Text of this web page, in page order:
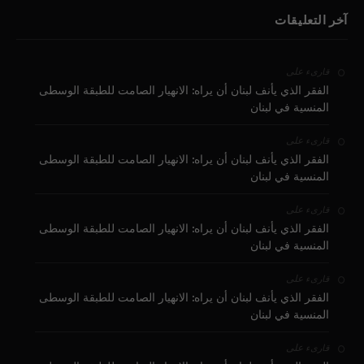
آخر التعليقات
قارىء على
الفقر الذي يأنف لبنان أن يراه: الانهيار الصامت للطبقة الوسطى
المنسية في لبنان
قارىء على
الفقر الذي يأنف لبنان أن يراه: الانهيار الصامت للطبقة الوسطى
المنسية في لبنان
قارىء على
الفقر الذي يأنف لبنان أن يراه: الانهيار الصامت للطبقة الوسطى
المنسية في لبنان
قارىء على
الفقر الذي يأنف لبنان أن يراه: الانهيار الصامت للطبقة الوسطى
المنسية في لبنان
قارىء على